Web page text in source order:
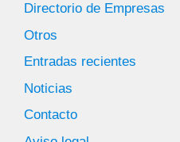
Directorio de Empresas
Otros
Entradas recientes
Noticias
Contacto